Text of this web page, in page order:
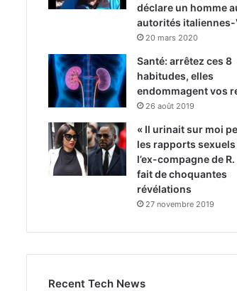
déclare un homme
autorités italiennes-
20 mars 2020
Santé: arrêtez ces 8
habitudes, elles
endommagent vos
26 août 2019
« Il urinait sur moi
les rapports sexuels
l’ex-compagne de
fait de choquantes
révélations
27 novembre 2019
Recent Tech News